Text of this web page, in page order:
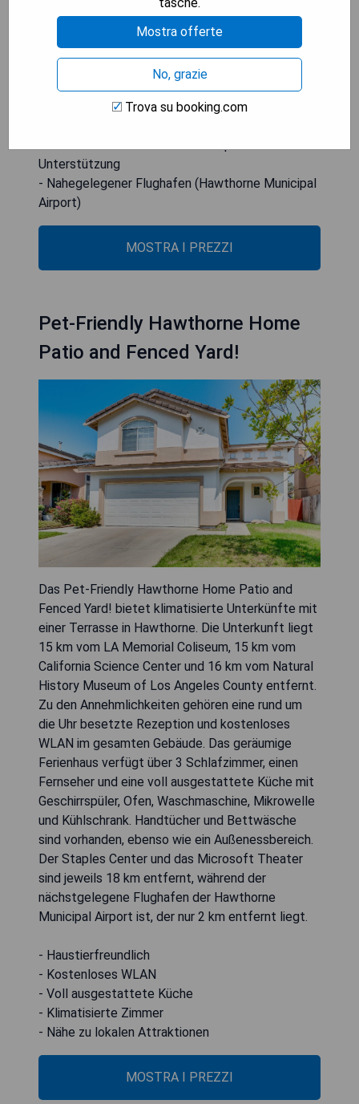
Angeles County 20 km weit weg ist. Der
nächstgelegene Flughafen ist der Hawthorne
Municipal Airport, nur 3 km vom Motel entfernt.
- Günstige Lage zu mehreren Sehenswürdigkeiten
- Kostenfreies WLAN verfügbar
Unterstützung
- Nahegelegener Flughafen (Hawthorne Municipal
Airport)
MOSTRA I PREZZI
Pet-Friendly Hawthorne Home
Patio and Fenced Yard!
Das Pet-Friendly Hawthorne Home Patio and
Fenced Yard! bietet klimatisierte Unterkünfte mit
einer Terrasse in Hawthorne. Die Unterkunft liegt
15 km vom LA Memorial Coliseum, 15 km vom
California Science Center und 16 km vom Natural
History Museum of Los Angeles County entfernt.
Zu den Annehmlichkeiten gehören eine rund um
die Uhr besetzte Rezeption und kostenloses
WLAN im gesamten Gebäude. Das geräumige
Ferienhaus verfügt über 3 Schlafzimmer, einen
Fernseher und eine voll ausgestattete Küche mit
Geschirrspüler, Ofen, Waschmaschine, Mikrowelle
und Kühlschrank. Handtücher und Bettwäsche
sind vorhanden, ebenso wie ein Außenessbereich.
Der Staples Center und das Microsoft Theater
sind jeweils 18 km entfernt, während der
nächstgelegene Flughafen der Hawthorne
Municipal Airport ist, der nur 2 km entfernt liegt.
- Haustierfreundlich
- Kostenloses WLAN
- Voll ausgestattete Küche
- Klimatisierte Zimmer
- Nähe zu lokalen Attraktionen
MOSTRA I PREZZI
Mostra offerte
No, grazie
Trova su booking.com